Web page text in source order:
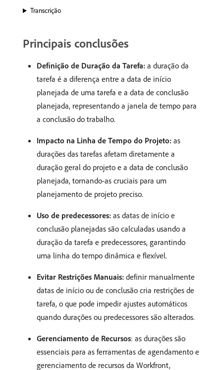
Transcrição
Principais conclusões
Definição de Duração da Tarefa: a duração da
tarefa é a diferença entre a data de início
planejada de uma tarefa e a data de conclusão
planejada, representando a janela de tempo para
a conclusão do trabalho. ​
Impacto na Linha de Tempo do Projeto: as
durações das tarefas afetam diretamente a
duração geral do projeto e a data de conclusão
planejada, tornando-as cruciais para um
planejamento de projeto preciso. ​
Uso de predecessores: as datas de início e
conclusão planejadas são calculadas usando a
duração da tarefa e predecessores, garantindo
uma linha do tempo dinâmica e flexível. ​
Evitar Restrições Manuais: definir manualmente
datas de início ou de conclusão cria restrições de
tarefa, o que pode impedir ajustes automáticos
quando durações ou predecessores são alterados. ​
Gerenciamento de Recursos: as durações são
essenciais para as ferramentas de agendamento e
gerenciamento de recursos da Workfront,